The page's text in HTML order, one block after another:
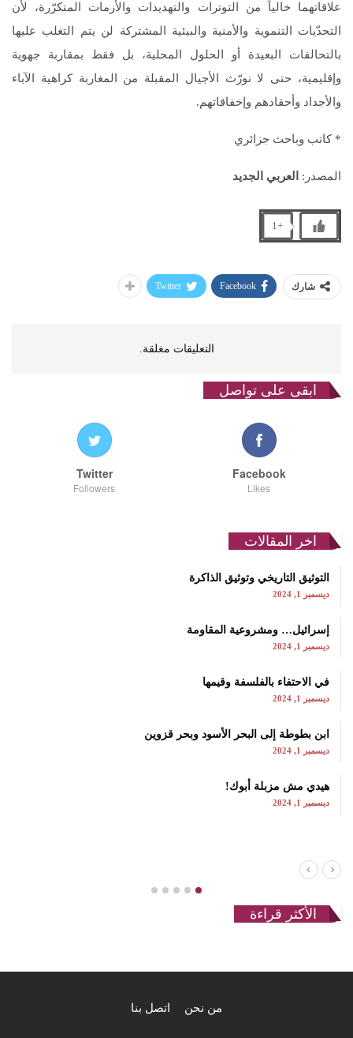
علاقاتهما خالياً من التوترات والتهديدات والأزمات المتكرّرة، لأن
التحدّيات التنموية والأمنية والبيئية المشتركة لن يتم التغلب عليها
بالتحالفات البعيدة أو الحلول المحلية، بل فقط بمقاربة جهوية
وإقليمية، حتى لا نورّث الأجيال المقبلة من المغاربة كراهية الآباء
والأجداد وأحقادهم وإخفاقاتهم.
* كاتب وباحث جزائري
المصدر: العربي الجديد
+1
شارك Facebook
Twitter
التعليقات مغلقة.
ابقى على تواصل
Facebook
Likes
Twitter
Followers
اخر المقالات
التوثيق التاريخي وتوثيق الذاكرة
ديسمبر 1, 2024
إسرائيل… ومشروعية المقاومة
ديسمبر 1, 2024
في الاحتفاء بالفلسفة وقيمها
ديسمبر 1, 2024
ابن بطوطة إلى البحر الأسود وبحر قزوين
ديسمبر 1, 2024
هيدي مش مزبلة أبوك!
ديسمبر 1, 2024
الأكثر قراءة
من نحن اتصل بنا